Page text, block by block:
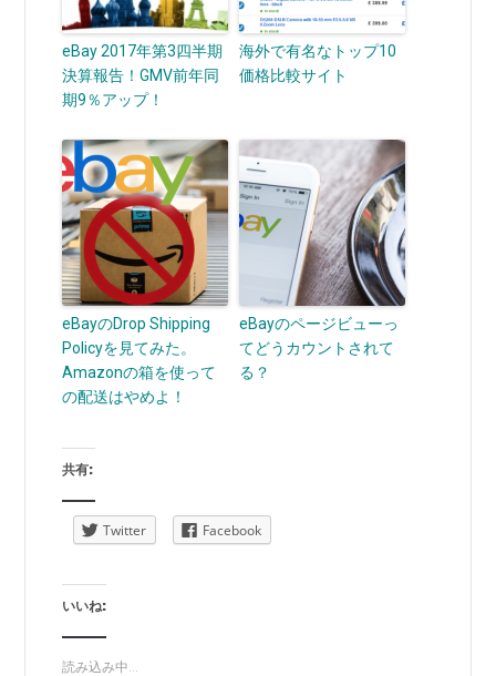
eBay 2017年第3四半期
決算報告！GMV前年同
期9％アップ！
海外で有名なトップ10
価格比較サイト
eBayのDrop Shipping
Policyを見てみた。
Amazonの箱を使って
の配送はやめよ！
eBayのページビューっ
てどうカウントされて
る？
共有:
Twitter Facebook
いいね:
読み込み中...